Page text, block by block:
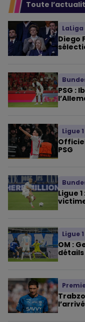
Toute
LaLiga
Diego
PSG :
Ligue 1
PSG
Ligue
Ligue 1
OM :